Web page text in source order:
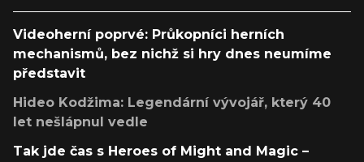
Videoherní poprvé: Průkopníci herních
mechanismů, bez nichž si hry dnes neumíme
představit
Hideo Kodžima: Legendární vývojář, který 40
let nešlápnul vedle
Tak jde čas s Heroes of Might and Magic –